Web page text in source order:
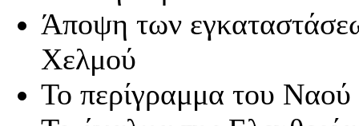
Άποψη των
Χελμού
Το περίγραμμα του Ναού